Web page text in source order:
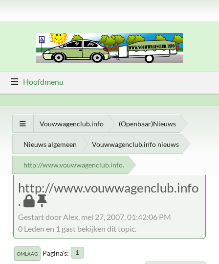
Hoofdmenu
Vouwwagenclub.info (Openbaar)Nieuws
Nieuws algemeen Vouwwagenclub.info nieuws
http://www.vouwwagenclub.info.
http://www.vouwwagenclub.info
.
Gestart door Alex, mei 27, 2007, 01:42:06 PM
0 Leden en 1 gast bekijken dit topic.
OMLAAG Pagina's 1